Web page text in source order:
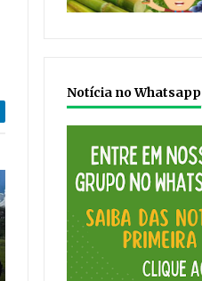
Notícia no Whatsapp